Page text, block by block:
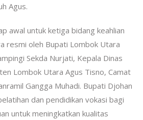
Agus.
awal untuk ketiga bidang keahlian
resmi oleh Bupati Lombok Utara
Sekda Nurjati, Kepala Dinas
Lombok Utara Agus Tisno, Camat
Gangga Muhadi. Bupati Djohan
dan pendidikan vokasi bagi
untuk meningkatkan kualitas